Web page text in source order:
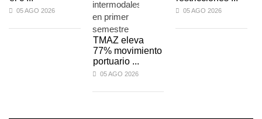
05 AGO 2026
TMAZ eleva
77% movimiento
portuario ...
05 AGO 2026
05 AGO 2026